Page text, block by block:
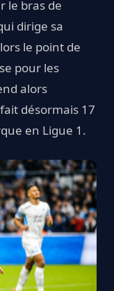
le bras de
dirige sa
le point de
pour les
alors
désormais 17
en Ligue 1.